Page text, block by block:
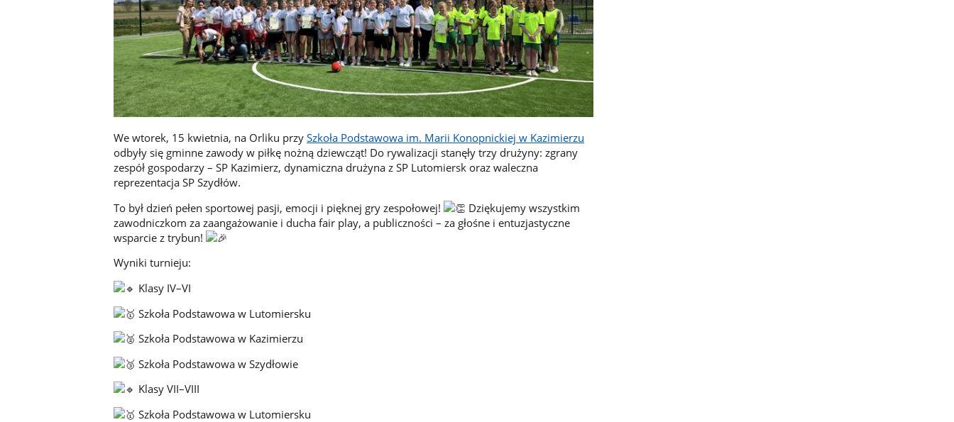
We wtorek, 15 kwietnia, na Orliku przy Szkoła Podstawowa im. Marii Konopnickiej w Kazimierzu
odbyły się gminne zawody w piłkę nożną dziewcząt! Do rywalizacji stanęły trzy drużyny: zgrany
zespół gospodarzy – SP Kazimierz, dynamiczna drużyna z SP Lutomiersk oraz waleczna
reprezentacja SP Szydłów.
To był dzień pełen sportowej pasji, emocji i pięknej gry zespołowej!
Dziękujemy wszystkim
zawodniczkom za zaangażowanie i ducha fair play, a publiczności – za głośne i entuzjastyczne
wsparcie z trybun!
Wyniki turnieju:
Klasy IV–VI
Szkoła Podstawowa w Lutomiersku
Szkoła Podstawowa w Kazimierzu
Szkoła Podstawowa w Szydłowie
Klasy VII–VIII
Szkoła Podstawowa w Lutomiersku